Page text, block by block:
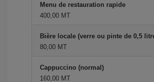
Menu de restauration rapide
400,00 MT
Bière locale (verre ou pinte de 0,5
80,00 MT
Cappuccino (normal)
160,00 MT